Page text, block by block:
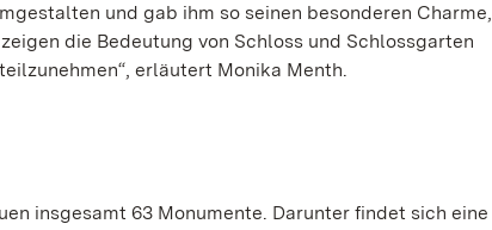
und gab ihm so seinen besonderen Charme,
die Bedeutung von Schloss und Schlossgarten
erläutert Monika Menth.
insgesamt 63 Monumente. Darunter findet sich eine